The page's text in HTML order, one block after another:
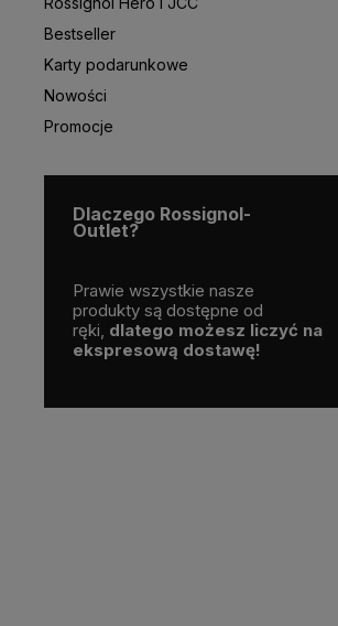
Bestseller
Karty podarunkowe
Nowości
Promocje
Dlaczego Rossignol-
Outlet?
Prawie wszystkie nasze
produkty są dostępne od
ręki, dlatego możesz liczyć na
ekspresową dostawę!